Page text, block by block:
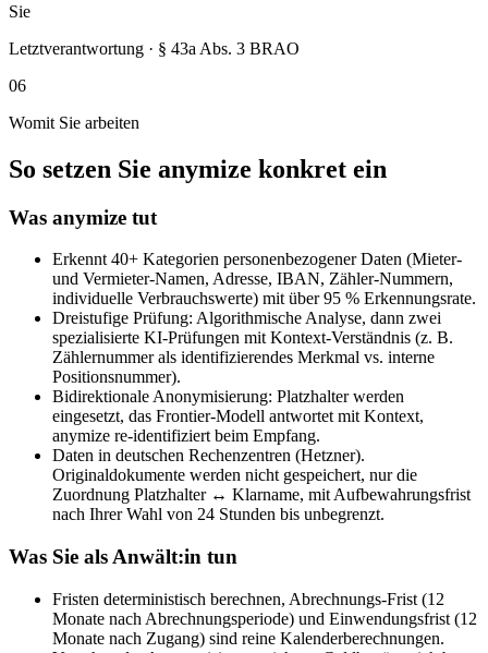
Sie
Letztverantwortung · § 43a Abs. 3 BRAO
06
Womit Sie arbeiten
So setzen Sie anymize konkret ein
Was anymize tut
Erkennt 40+ Kategorien personenbezogener Daten (Mieter-
und Vermieter-Namen, Adresse, IBAN, Zähler-Nummern,
individuelle Verbrauchswerte) mit über 95 % Erkennungsrate.
Dreistufige Prüfung: Algorithmische Analyse, dann zwei
spezialisierte KI-Prüfungen mit Kontext-Verständnis (z. B.
Zählernummer als identifizierendes Merkmal vs. interne
Positionsnummer).
Bidirektionale Anonymisierung: Platzhalter werden
eingesetzt, das Frontier-Modell antwortet mit Kontext,
anymize re-identifiziert beim Empfang.
Daten in deutschen Rechenzentren (Hetzner).
Originaldokumente werden nicht gespeichert, nur die
Zuordnung Platzhalter ↔ Klarname, mit Aufbewahrungsfrist
nach Ihrer Wahl von 24 Stunden bis unbegrenzt.
Was Sie als Anwält:in tun
Fristen deterministisch berechnen, Abrechnungs-Frist (12
Monate nach Abrechnungsperiode) und Einwendungsfrist (12
Monate nach Zugang) sind reine Kalenderberechnungen.